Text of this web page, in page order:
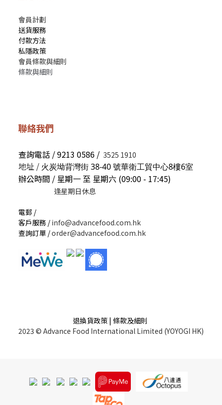
會員計劃
送貨服務
付款方法
私隱政策
會員條款與細則
條款與細則
聯絡我們
查詢電話 / 9213 0586 / 3525 1910
地址 / 火炭坳背灣街 38-40 號華衛工貿中心8樓6室
辦公時間 / 星期一 至 星期六 (09:00 - 17:45)
逢星期日休息
電郵 /
客戶服務 /info@advancefood.com.hk
查詢訂單 /order@advancefood.com.hk
退換貨政策 | 條款及細則
2023 © Advance Food International Limited (YOYOGI HK)